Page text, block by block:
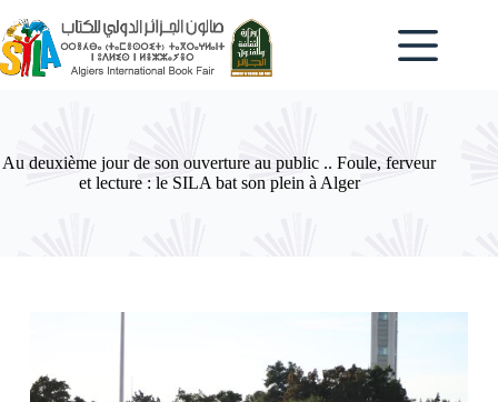
au
contenu
Au deuxième jour de son ouverture au public .. Foule, ferveur
et lecture : le SILA bat son plein à Alger